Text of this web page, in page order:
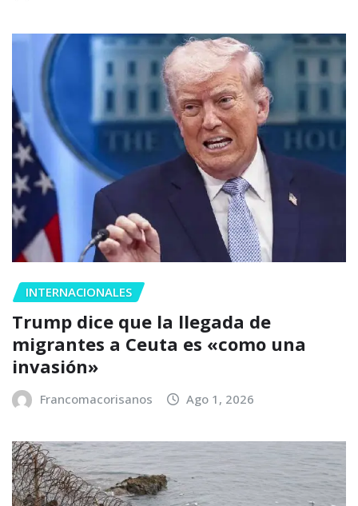
INTERNACIONALES
Trump dice que la llegada de
migrantes a Ceuta es «como una
invasión»
Francomacorisanos Ago 1, 2026